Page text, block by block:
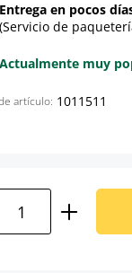
Entrega en pocos
(Servicio de
Actualmente muy
artículo: 1011511
más información
del